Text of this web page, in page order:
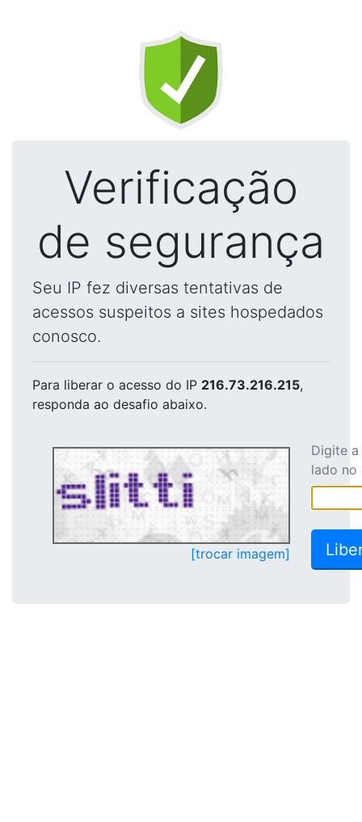
Verificação
de segurança
Seu IP fez diversas tentativas de
acessos suspeitos a sites hospedados
conosco.
Para liberar o acesso do IP 216.73.216.215,
responda ao desafio abaixo.
[trocar imagem]
Digite
lado no